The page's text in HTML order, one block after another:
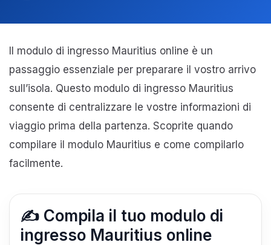
Il modulo di ingresso Mauritius online è un
passaggio essenziale per preparare il vostro arrivo
sull’isola. Questo modulo di ingresso Mauritius
consente di centralizzare le vostre informazioni di
viaggio prima della partenza. Scoprite quando
compilare il modulo Mauritius e come compilarlo
facilmente.
✍️ Compila il tuo modulo di
ingresso Mauritius online